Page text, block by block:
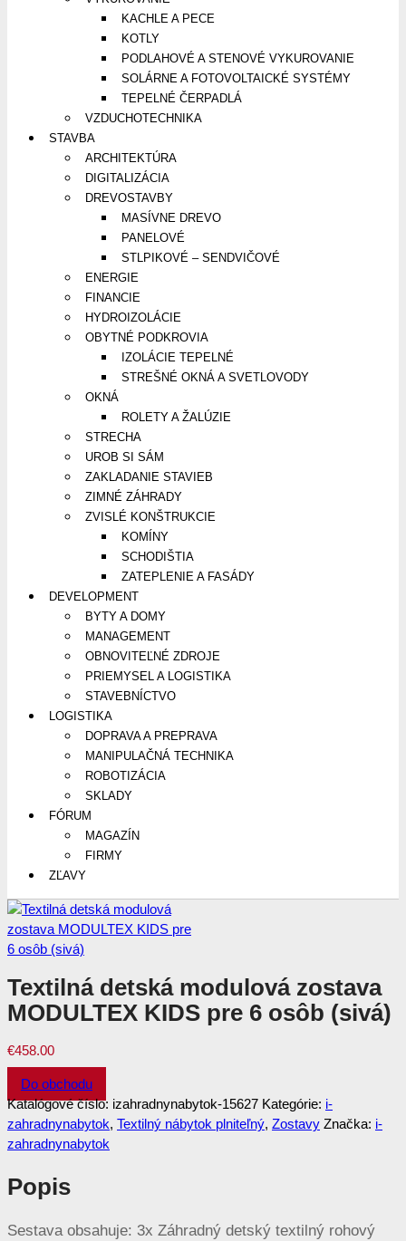
KACHLE A PECE
KOTLY
PODLAHOVÉ A STENOVÉ VYKUROVANIE
SOLÁRNE A FOTOVOLTAICKÉ SYSTÉMY
TEPELNÉ ČERPADLÁ
VZDUCHOTECHNIKA
STAVBA
ARCHITEKTÚRA
DIGITALIZÁCIA
DREVOSTAVBY
MASÍVNE DREVO
PANELOVÉ
STLPIKOVÉ – SENDVIČOVÉ
ENERGIE
FINANCIE
HYDROIZOLÁCIE
OBYTNÉ PODKROVIA
IZOLÁCIE TEPELNÉ
STREŠNÉ OKNÁ A SVETLOVODY
OKNÁ
ROLETY A ŽALÚZIE
STRECHA
UROB SI SÁM
ZAKLADANIE STAVIEB
ZIMNÉ ZÁHRADY
ZVISLÉ KONŠTRUKCIE
KOMÍNY
SCHODIŠTIA
ZATEPLENIE A FASÁDY
DEVELOPMENT
BYTY A DOMY
MANAGEMENT
OBNOVITEĽNÉ ZDROJE
PRIEMYSEL A LOGISTIKA
STAVEBNÍCTVO
LOGISTIKA
DOPRAVA A PREPRAVA
MANIPULAČNÁ TECHNIKA
ROBOTIZÁCIA
SKLADY
FÓRUM
MAGAZÍN
FIRMY
ZĽAVY
Textilná detská modulová zostava
MODULTEX KIDS pre 6 osôb (sivá)
€458.00
Do obchodu
Katalógové číslo: izahradnynabytok-15627 Kategórie: i-
zahradnynabytok, Textilný nábytok plniteľný, Zostavy Značka: i-
zahradnynabytok
Popis
Sestava obsahuje: 3x Záhradný detský textilný rohový